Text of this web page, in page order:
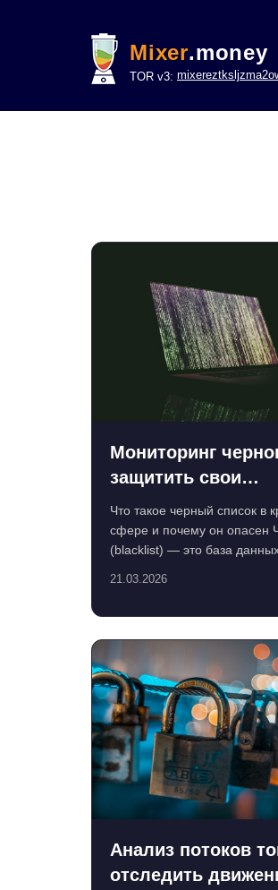
Mixer.money
TOR v3:
Мониторинг
защитить свои
криптовалютные
блокировки
Что такое черный список в
сфере и почему он опасен
(blacklist) — это база
21.03.2026
Анализ потоков
отследить